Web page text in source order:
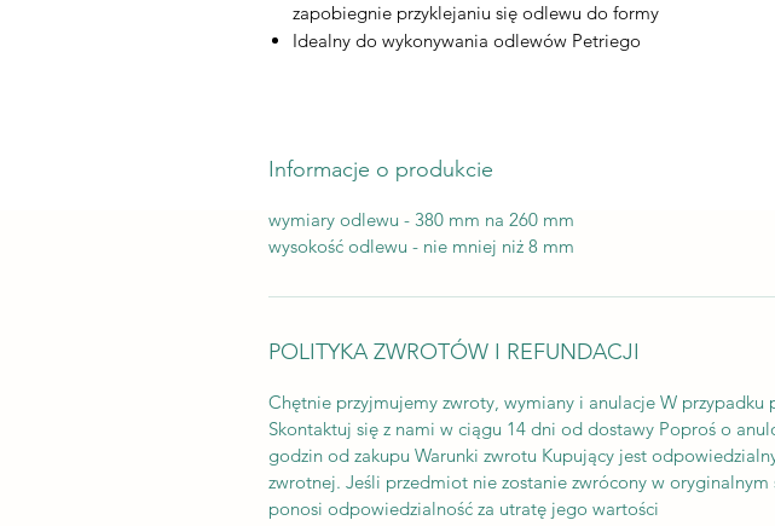
zapobiegnie przyklejaniu się odlewu do formy
Idealny do wykonywania odlewów Petriego
Informacje o produkcie
wymiary odlewu - 380 mm na 260 mm
wysokość odlewu - nie mniej niż 8 mm
POLITYKA ZWROTÓW I REFUNDACJI
Chętnie przyjmujemy zwroty, wymiany i anulacje W przypadku
Skontaktuj się z nami w ciągu 14 dni od dostawy Poproś o
godzin od zakupu Warunki zwrotu Kupujący jest
zwrotnej. Jeśli przedmiot nie zostanie zwrócony w oryginalnym
ponosi odpowiedzialność za utratę jego wartości